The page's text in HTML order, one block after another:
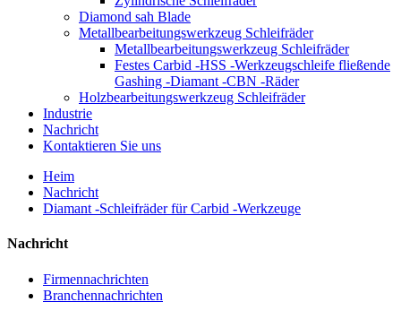
Diamond sah Blade
Metallbearbeitungswerkzeug Schleifräder
Metallbearbeitungswerkzeug Schleifräder
Festes Carbid -HSS -Werkzeugschleife fließende
Gashing -Diamant -CBN -Räder
Holzbearbeitungswerkzeug Schleifräder
Industrie
Nachricht
Kontaktieren Sie uns
Heim
Nachricht
Diamant -Schleifräder für Carbid -Werkzeuge
Nachricht
Firmennachrichten
Branchennachrichten